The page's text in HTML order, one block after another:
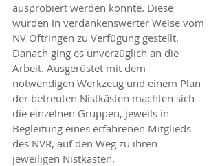
ausprobiert werden konnte. Diese
wurden in verdankenswerter Weise vom
NV Oftringen zu Verfügung gestellt.
Danach ging es unverzüglich an die
Arbeit. Ausgerüstet mit dem
notwendigen Werkzeug und einem Plan
der betreuten Nistkästen machten sich
die einzelnen Gruppen, jeweils in
Begleitung eines erfahrenen Mitglieds
des NVR, auf den Weg zu ihren
jeweiligen Nistkästen.